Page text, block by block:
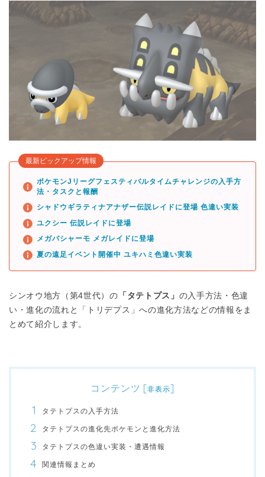
最新ピックアップ情報
ポケモンJリーグフェスティバルタイムチャレンジの入手方
法・タスクと報酬
シャドウギラティナアナザー伝説レイドに登場 色違い実装
ユクシー 伝説レイドに登場
メガバシャーモ メガレイドに登場
夏の遠足イベント開催中 ユキハミ色違い実装
シンオウ地方（第4世代）の 「タテトプス」 の入手方法・色違
い・進化の流れと「トリデプス」への進化方法などの情報をま
とめて紹介します。
コンテンツ [非表示]
タテトプスの入手方法
タテトプスの進化先ポケモンと進化方法
タテトプスの色違い実装・遭遇情報
関連情報まとめ